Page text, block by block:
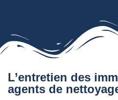
L’entretien des
agents de